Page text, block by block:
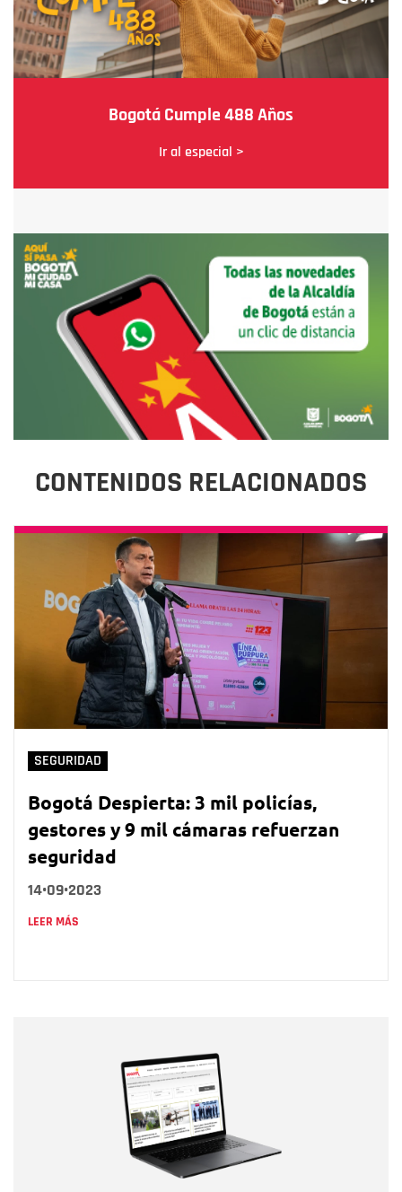
Bogotá Cumple 488 Años
Ir al especial >
CONTENIDOS RELACIONADOS
SEGURIDAD
Bogotá Despierta: 3 mil policías,
gestores y 9 mil cámaras refuerzan
seguridad
14•09•2023
LEER MÁS
Correo electrónico
Tipo de comentario